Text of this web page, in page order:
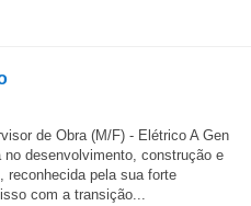
de Obra (M/F) - Elétrico A Gen
desenvolvimento, construção e
reconhecida pela sua forte
com a transição...